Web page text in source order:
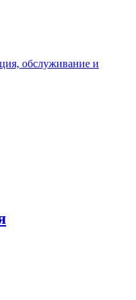
обслуживание и